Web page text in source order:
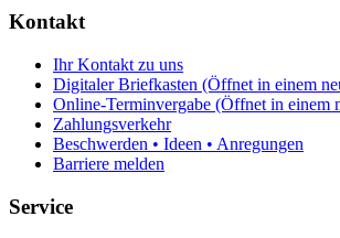
Kontakt
Ihr Kontakt zu uns
Digitaler Briefkasten (Öffnet in einem
Online-Terminvergabe (Öffnet in einem
Zahlungsverkehr
Beschwerden • Ideen • Anregungen
Barriere melden
Service